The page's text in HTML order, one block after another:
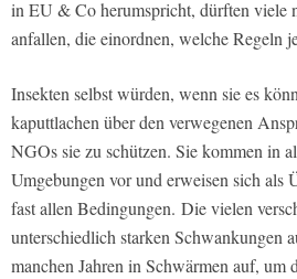
in EU & Co herumspricht, dürften viele
anfallen, die einordnen, welche Regeln
Insekten selbst würden, wenn sie es
kaputtlachen über den verwegenen
NGOs sie zu schützen. Sie kommen in
Umgebungen vor und erweisen sich als
fast allen Bedingungen. Die vielen
unterschiedlich starken Schwankungen
manchen Jahren in Schwärmen auf, um